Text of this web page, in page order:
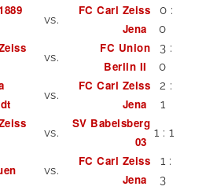
vs.
FC Carl Zeiss
Jena
0 :
0
vs.
FC Union
Berlin II
3 :
0
vs.
FC Carl Zeiss
Jena
2 :
1
vs.
SV Babelsberg
03
1 : 1
vs.
FC Carl Zeiss
Jena
1 :
3